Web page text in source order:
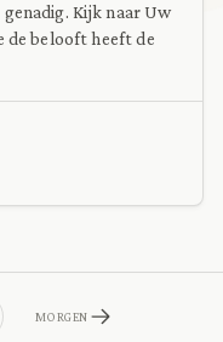
genadig. Kijk naar Uw
de belooft heeft de
MORGEN